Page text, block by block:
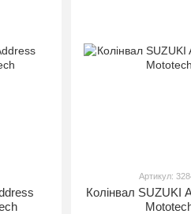
Артикул:
Колінвал SUZUKI